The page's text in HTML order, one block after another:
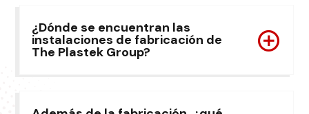
¿Dónde se encuentran las
instalaciones de fabricación de
The Plastek Group?